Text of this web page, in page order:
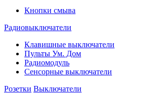
Кнопки смыва
Радиовыключатели
Клавишные выключатели
Пульты Ум. Дом
Радиомодуль
Сенсорные выключатели
Розетки Выключатели